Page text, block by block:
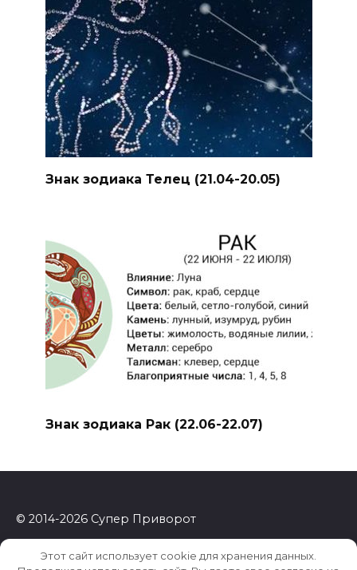
Знак зодиака Телец (21.04-20.05)
Знак зодиака Рак (22.06-22.07)
© 2014-2026 Супер Приворот
Этот сайт использует cookie для хранения данных.